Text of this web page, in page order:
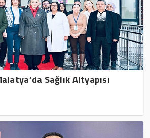
Sağlık Altyapısı